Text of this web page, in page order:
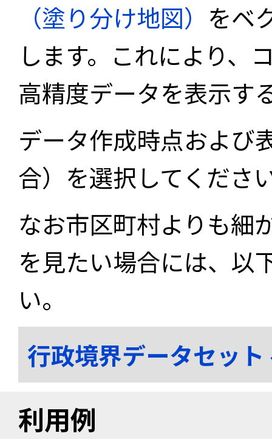
（塗り分け地図） をベ
します。これにより、
高精度データを表示す
データ作成時点および
合）を選択してくださ
なお市区町村よりも細
を見たい場合には、以
い。
行政境界データセッ
利用例